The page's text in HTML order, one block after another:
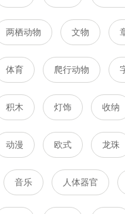
两栖动物 文物
体育 爬行动物
积木 灯饰 收纳
动漫 欧式 龙珠
音乐 人体器官